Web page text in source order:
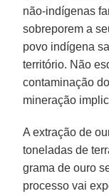
não-indígenas
sobreporem a
povo indígena
território. Não
contaminação
mineração
A extração de
toneladas de
grama de ouro
processo vai